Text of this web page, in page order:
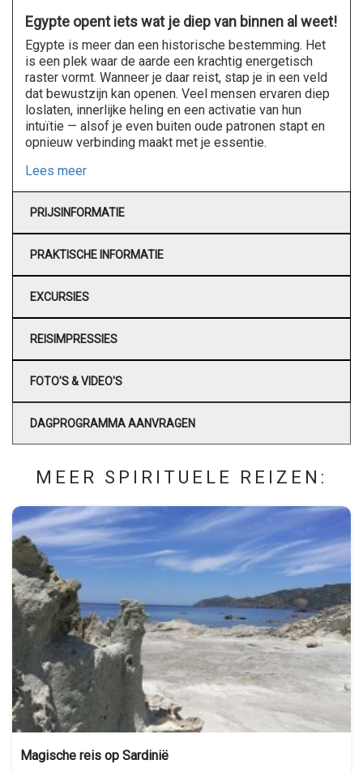
Egypte opent iets wat je diep van binnen al weet!
Egypte is meer dan een historische bestemming. Het
is een plek waar de aarde een krachtig energetisch
raster vormt. Wanneer je daar reist, stap je in een veld
dat bewustzijn kan openen. Veel mensen ervaren diep
loslaten, innerlijke heling en een activatie van hun
intuïtie — alsof je even buiten oude patronen stapt en
opnieuw verbinding maakt met je essentie.
Lees meer
PRIJSINFORMATIE
PRAKTISCHE INFORMATIE
EXCURSIES
REISIMPRESSIES
FOTO'S & VIDEO'S
DAGPROGRAMMA AANVRAGEN
MEER SPIRITUELE REIZEN:
Magische reis op Sardinië